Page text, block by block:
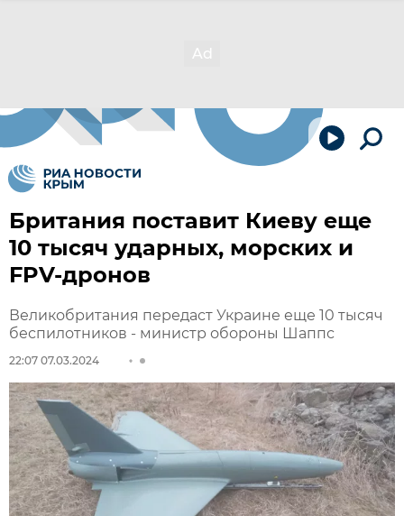
Британия поставит Киеву еще
10 тысяч ударных, морских и
FPV-дронов
Великобритания передаст Украине еще 10 тысяч
беспилотников - министр обороны Шаппс
22:07 07.03.2024